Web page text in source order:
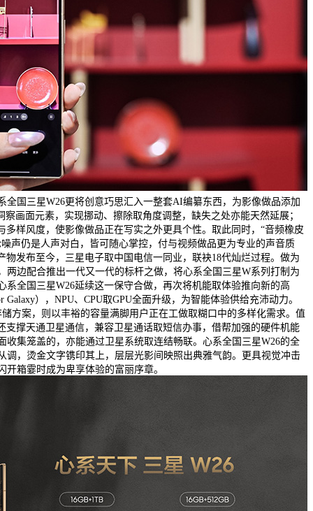
全国三星W26更将创意巧思汇入一整套AI编纂东西，为影像做品添加
察画面元素，实现挪动、擦除取角度调整，缺失之处亦能天然延展；
多样风度，使影像做品正在写实之外更具个性。取此同时，“音频橡皮
声仍是人声对白，皆可随心掌控，付与视频做品更为专业的声音质
物发布至今，三星电子取中国电信一同业，联袂18代灿烂过程。做为
两边配合推出一代又一代的标杆之做，将心系全国三星W系列打制为
系全国三星W26延续这一保守合做，再次将机能取体验推向新的高
），NPU、CPU取GPU全面升级，为智能体验供给充沛动力。
储方案，则以丰裕的容量满脚用户正在工做取糊口中的多样化需求。值
支撑天通卫星通信，兼容卫星通话取短信办事，借帮加强的硬件机能
收集笼盖的，亦能通过卫星系统取连结畅联。心系全国三星W26的全
调，烫金文字镌印其上，层层光影间映照出典雅气韵。更具视觉冲击
箱霎时成为卑享体验的富丽序章。